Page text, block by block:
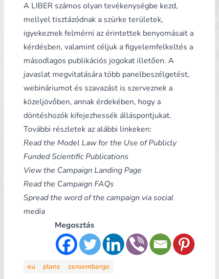
A LIBER számos olyan tevékenységbe kezd,
mellyel tisztázódnak a szürke területek,
igyekeznek felmérni az érintettek benyomásait a
kérdésben, valamint céljuk a figyelemfelkeltés a
másodlagos publikációs jogokat illetően. A
javaslat megvitatására több panelbeszélgetést,
webináriumot és szavazást is szerveznek a
közeljövőben, annak érdekében, hogy a
döntéshozók kifejezhessék álláspontjukat.
További részletek az alábbi linkeken:
Read the Model Law for the Use of Publicly
Funded Scientific Publications
View the Campaign Landing Page
Read the Campaign FAQs
Spread the word of the campaign via social
media
Megosztás
eu plans zeroembargo